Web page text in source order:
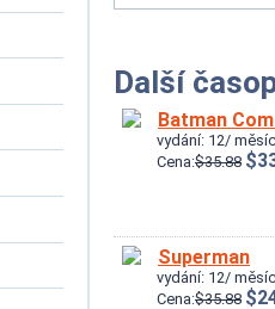
Další
Batman
vydání: 12/
Cena:$35.88
Superman
vydání: 12/
Cena:$35.88